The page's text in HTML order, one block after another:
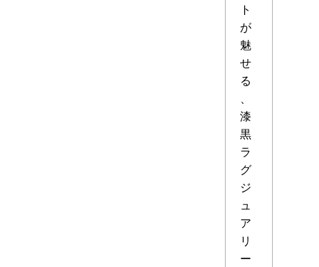
ト
が
魅
せ
る
漆
黒
ラ
グ
ジ
ュ
ア
リ
ー